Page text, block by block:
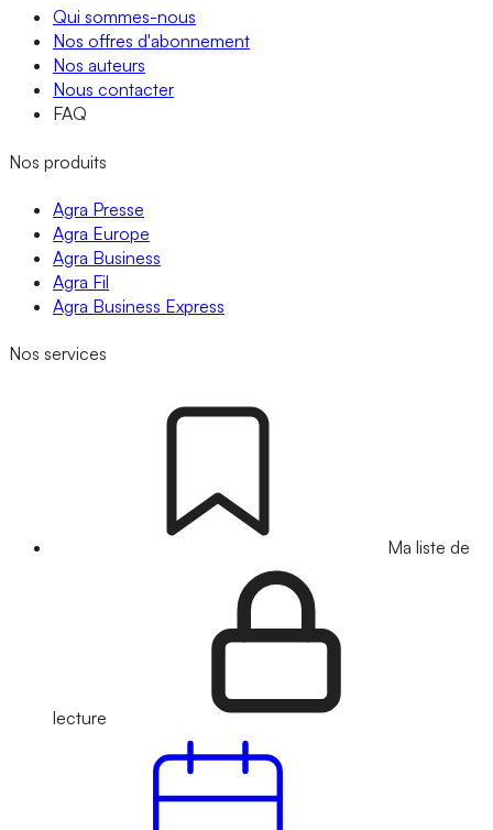
Qui sommes-nous
Nos offres d'abonnement
Nos auteurs
Nous contacter
FAQ
Nos produits
Agra Presse
Agra Europe
Agra Business
Agra Fil
Agra Business Express
Nos services
Ma liste de
lecture